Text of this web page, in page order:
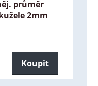
průměr
2mm
Koupit